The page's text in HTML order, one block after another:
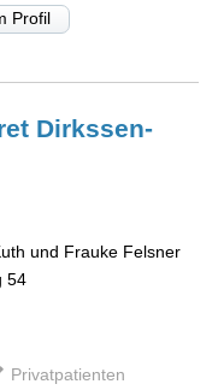
Profil
Dirkssen-
und Frauke Felsner
54
Privatpatienten